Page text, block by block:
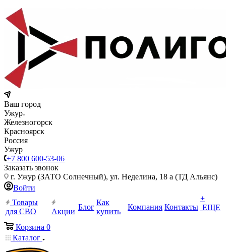
Ваш город
Ужур
Железногорск
Красноярск
Россия
Ужур
+7 800 600-53-06
Заказать звонок
г. Ужур (ЗАТО Солнечный), ул. Неделина, 18 а (ТД Альянс)
Войти
Товары
для СВО
Акции
Блог
Как
купить
Компания Контакты
+
ЕЩЕ
Корзина 0
Каталог